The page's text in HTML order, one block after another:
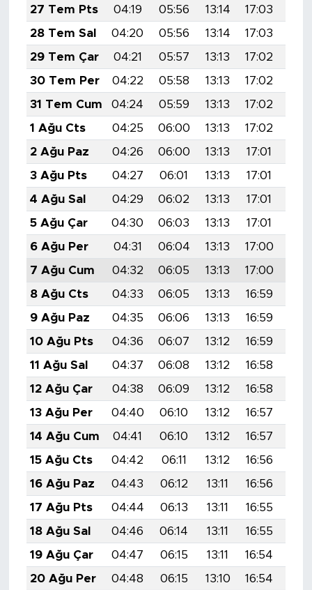
27 Tem Pts
04:19 05:56 13:14 17:03
28 Tem Sal
04:20 05:56 13:14 17:03
29 Tem Çar
04:21 05:57 13:13 17:02
30 Tem Per
04:22 05:58 13:13 17:02
31 Tem Cum
04:24 05:59 13:13 17:02
1 Ağu Cts
04:25 06:00 13:13 17:02
2 Ağu Paz
04:26 06:00 13:13 17:01
3 Ağu Pts
04:27 06:01 13:13 17:01
4 Ağu Sal
04:29 06:02 13:13 17:01
5 Ağu Çar
04:30 06:03 13:13 17:01
6 Ağu Per
04:31 06:04 13:13 17:00
7 Ağu Cum
04:32 06:05 13:13 17:00
8 Ağu Cts
04:33 06:05 13:13 16:59
9 Ağu Paz
04:35 06:06 13:13 16:59
10 Ağu Pts
04:36 06:07 13:12 16:59
11 Ağu Sal
04:37 06:08 13:12 16:58
12 Ağu Çar
04:38 06:09 13:12 16:58
13 Ağu Per
04:40 06:10 13:12 16:57
14 Ağu Cum
04:41 06:10 13:12 16:57
15 Ağu Cts
04:42 06:11 13:12 16:56
16 Ağu Paz
04:43 06:12 13:11 16:56
17 Ağu Pts
04:44 06:13 13:11 16:55
18 Ağu Sal
04:46 06:14 13:11 16:55
19 Ağu Çar
04:47 06:15 13:11 16:54
20 Ağu Per
04:48 06:15 13:10 16:54